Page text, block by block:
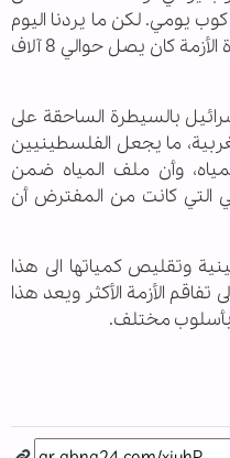
المياه تصل الى 22 ألف كوب يومي. لكن ما يردنا اليوم
هو 11 ألف كوب ، وسابقا خلال ذروة الأزمة كان يصل حوالي 8 آلاف
بالسيطرة الساحقة على
ما يجعل الفلسطينيين
وأن ملف المياه ضمن
التي كانت من المفترض أن
وتقليص كمياتها الى هذا
الأزمة الأكثر ويعد هذا
بأسلوب مختلف.